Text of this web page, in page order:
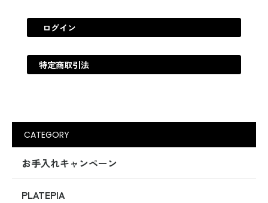
ログイン
特定商取引法
CATEGORY
お手入れキャンペーン
PLATEPIA